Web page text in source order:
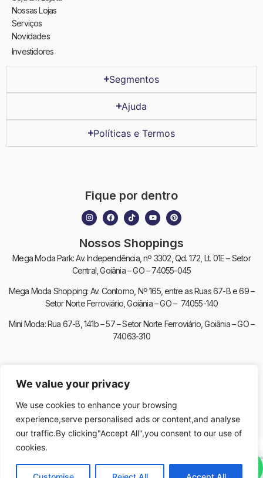
We value your privacy
We use cookies to enhance your browsing
experience,serve personalised ads or content,and analyse
our traffic.By clicking"Accept All",you consent to our use of
cookies.
Nossas Lojas
Serviços
Novidades
Investidores
Segmentos
Ajuda
Políticas e Termos
Fique por dentro
Nossos Shoppings
Mega Moda Park: Av. Independência, nº 3302, Qd. 172, Lt. 01E – Setor
Central, Goiânia – GO – 74055-045
Mega Moda Shopping: Av. Contorno, Nº 165, entre as Ruas 67-B e 69 –
Setor Norte Ferroviário, Goiânia – GO – 74055-140
Mini Moda: Rua 67-B, 141b – 57 – Setor Norte Ferroviário, Goiânia – GO –
74063-310